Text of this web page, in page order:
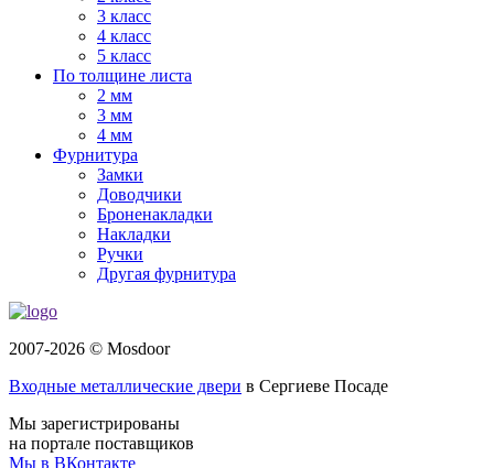
3 класс
4 класс
5 класс
По толщине листа
2 мм
3 мм
4 мм
Фурнитура
Замки
Доводчики
Броненакладки
Накладки
Ручки
Другая фурнитура
2007-2026 © Mosdoor
Входные металлические двери в Сергиеве Посаде
Мы зарегистрированы
на портале поставщиков
Мы в ВКонтакте